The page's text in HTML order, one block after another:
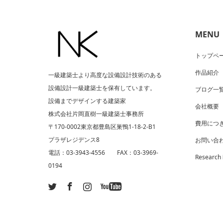
MENU
トップペ
作品紹介
ブログ一
会社概要
費用につ
お問い合
一級建築士より高度な設備設計技術のある
設備設計一級建築士を保有しています。
設備までデザインする建築家
株式会社片岡直樹一級建築士事務所
〒170-0002東京都豊島区巣鴨1-18-2-B1
プラザレジデンス8
電話：03-3943-4556 FAX：03-3969-
0194